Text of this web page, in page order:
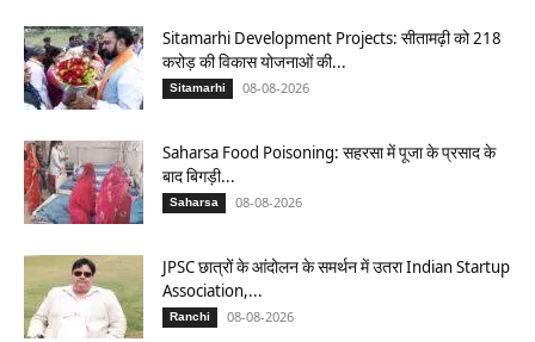
Sitamarhi Development Projects: सीतामढ़ी को 218
करोड़ की विकास योजनाओं की...
Sitamarhi 08-08-2026
Saharsa Food Poisoning: सहरसा में पूजा के प्रसाद के
बाद बिगड़ी...
Saharsa 08-08-2026
JPSC छात्रों के आंदोलन के समर्थन में उतरा Indian Startup
Association,...
Ranchi 08-08-2026